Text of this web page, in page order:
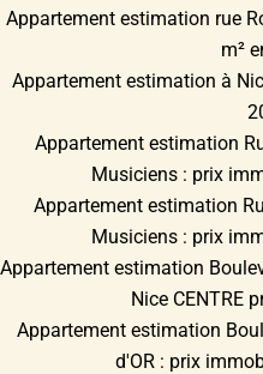
Appartement estimation rue
m²
Appartement estimation à
Appartement estimation
Musiciens : prix
Appartement estimation
Musiciens : prix
Appartement estimation
Nice CENTRE
Appartement estimation
d'OR : prix